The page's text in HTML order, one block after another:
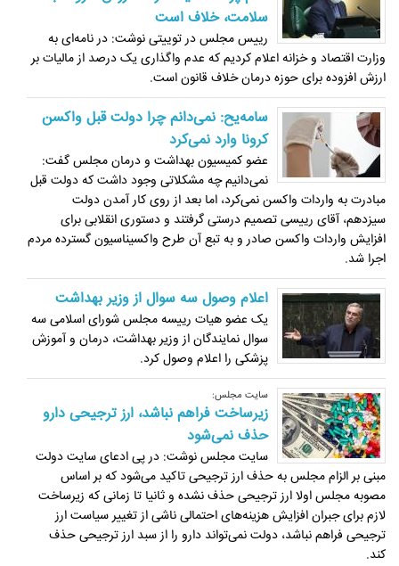
سلامت، خلاف است
رییس مجلس در توییتی نوشت: در نامه‌ای به
وزارت اقتصاد و خزانه اعلام کردیم که عدم واگذاری یک درصد از مالیات بر
ارزش افزوده برای حوزه درمان خلاف قانون است.
سامه‌یح: نمی‌دانم چرا دولت قبل واکسن
کرونا وارد نمی‌کرد
عضو کمیسیون بهداشت و درمان مجلس گفت:
نمی‌دانیم چه مشکلاتی وجود داشت که دولت قبل
مبادرت به واردات واکسن نمی‌کرد، اما بعد از روی کار آمدن دولت
سیزدهم، آقای رییسی تصمیم درستی گرفتند و دستوری انقلابی برای
افزایش واردات واکسن صادر و به تبع آن طرح واکسیناسیون گسترده مردم
اجرا شد.
اعلام وصول سه سوال از وزیر بهداشت
یک عضو هیات رییسه مجلس شورای اسلامی سه
سوال نمایندگان از وزیر بهداشت، درمان و آموزش
پزشکی را اعلام وصول کرد.
سایت مجلس:
زیرساخت فراهم نباشد، ارز ترجیحی دارو
حذف نمی‌شود
سایت مجلس نوشت: در پی ادعای سایت دولت
مبنی بر الزام مجلس به حذف ارز ترجیحی تاکید می‌شود که بر اساس
مصوبه مجلس اولا ارز ترجیحی حذف نشده و ثانیا تا زمانی که زیرساخت
لازم برای جبران افزایش هزینه‌های احتمالی ناشی از تغییر سیاست ارز
ترجیحی فراهم نباشد، دولت نمی‌تواند دارو را از سبد ارز ترجیحی حذف
کند.